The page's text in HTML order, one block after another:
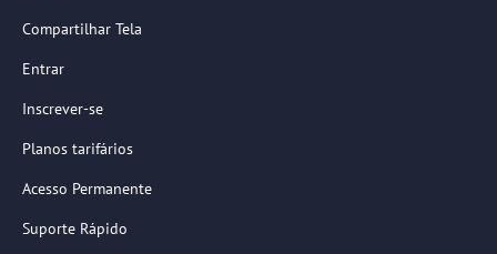
Compartilhar Tela
Entrar
Inscrever-se
Planos tarifários
Acesso Permanente
Suporte Rápido